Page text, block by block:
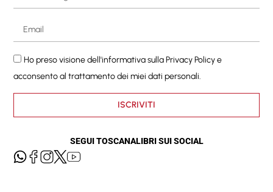
Ho preso visione dell'informativa sullaPrivacy Policye
acconsento al trattamento dei miei dati personali.
ISCRIVITI
SEGUI TOSCANALIBRI SUI SOCIAL